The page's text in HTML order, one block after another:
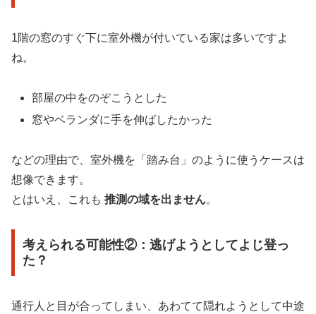
1階の窓のすぐ下に室外機が付いている家は多いですよ
ね。
部屋の中をのぞこうとした
窓やベランダに手を伸ばしたかった
などの理由で、室外機を「踏み台」のように使うケースは
想像できます。
とはいえ、これも 推測の域を出ません。
考えられる可能性②：逃げようとしてよじ登っ
た？
通行人と目が合ってしまい、あわてて隠れようとして中途